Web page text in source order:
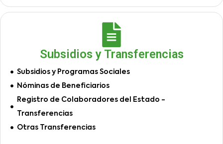
Subsidios y Transferencias
Subsidios y Programas Sociales
Nóminas de Beneficiarios
Registro de Colaboradores del Estado -
Transferencias
Otras Transferencias